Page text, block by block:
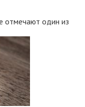
отмечают один из